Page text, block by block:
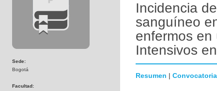
Sede:
Bogotá
Facultad:
Incidencia
sanguíneo
enfermos
Intensivos
Resumen | Convocatoria